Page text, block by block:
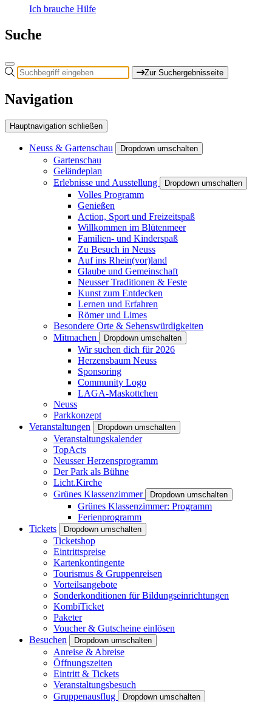
Ich brauche Hilfe
Suche
Zur Suchergebnisseite
Navigation
Hauptnavigation schließen
Neuss & Gartenschau Dropdown umschalten
Gartenschau
Geländeplan
Erlebnisse und Ausstellung
Dropdown umschalten
Volles Programm
Genießen
Action, Sport und Freizeitspaß
Willkommen im Blütenmeer
Familien- und Kinderspaß
Zu Besuch in Neuss
Auf ins Rhein(vor)land
Glaube und Gemeinschaft
Neusser Traditionen & Feste
Kunst zum Entdecken
Lernen und Erfahren
Römer und Limes
Besondere Orte & Sehenswürdigkeiten
Mitmachen
Dropdown umschalten
Wir suchen dich für 2026
Herzensbaum Neuss
Sponsoring
Community Logo
LAGA-Maskottchen
Neuss
Parkkonzept
Veranstaltungen
Dropdown umschalten
Veranstaltungskalender
TopActs
Neusser Herzensprogramm
Der Park als Bühne
Licht.Kirche
Grünes Klassenzimmer
Dropdown umschalten
Grünes Klassenzimmer: Programm
Ferienprogramm
Tickets
Dropdown umschalten
Ticketshop
Eintrittspreise
Kartenkontingente
Tourismus & Gruppenreisen
Vorteilsangebote
Sonderkonditionen für Bildungseinrichtungen
KombiTicket
Paketer
Voucher & Gutscheine einlösen
Besuchen
Dropdown umschalten
Anreise & Abreise
Öffnungszeiten
Eintritt & Tickets
Veranstaltungsbesuch
Gruppenausflug
Dropdown umschalten